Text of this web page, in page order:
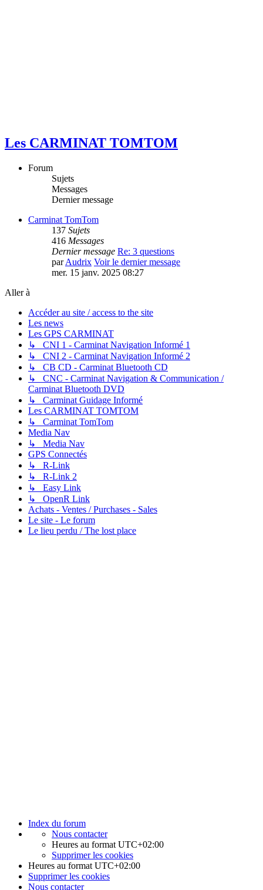
Les CARMINAT TOMTOM
Forum
Sujets
Messages
Dernier message
Carminat TomTom
137 Sujets
416 Messages
Dernier message Re: 3 questions
parAudrix Voir le dernier message
mer. 15 janv. 2025 08:27
Aller à
Accéder au site / access to the site
Les news
Les GPS CARMINAT
↳ CNI 1 - Carminat Navigation Informé 1
↳ CNI 2 - Carminat Navigation Informé 2
↳ CB CD - Carminat Bluetooth CD
↳ CNC - Carminat Navigation & Communication /
Carminat Bluetooth DVD
↳ Carminat Guidage Informé
Les CARMINAT TOMTOM
↳ Carminat TomTom
Media Nav
↳ Media Nav
GPS Connectés
↳ R-Link
↳ R-Link 2
↳ Easy Link
↳ OpenR Link
Achats - Ventes / Purchases - Sales
Le site - Le forum
Le lieu perdu / The lost place
Index du forum
Nous contacter
Heures au format UTC+02:00
Supprimer les cookies
Heures au format UTC+02:00
Supprimer les cookies
Nous contacter